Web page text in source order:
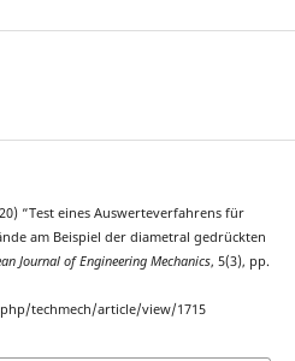
“Test eines Auswerteverfahrens für
am Beispiel der diametral gedrückten
Journal of Engineering Mechanics, 5(3), pp.
techmech/article/view/1715